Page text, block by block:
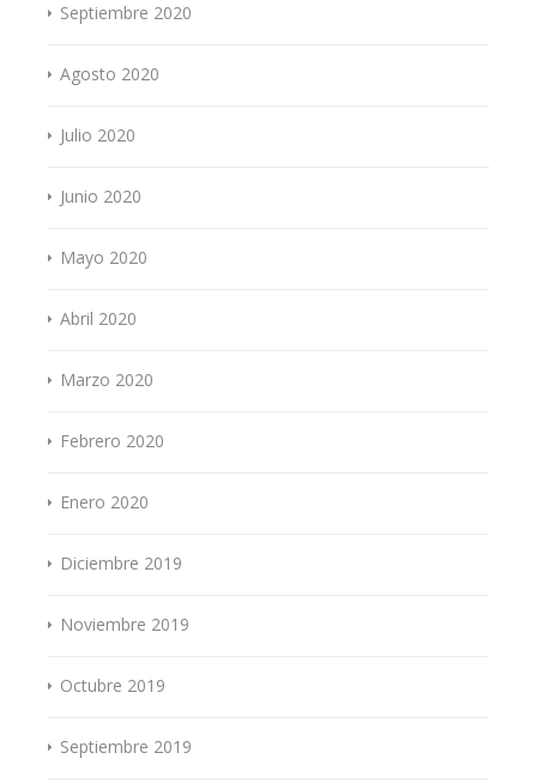
Septiembre 2020
Agosto 2020
Julio 2020
Junio 2020
Mayo 2020
Abril 2020
Marzo 2020
Febrero 2020
Enero 2020
Diciembre 2019
Noviembre 2019
Octubre 2019
Septiembre 2019